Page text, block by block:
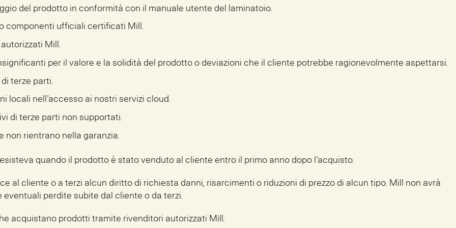
del prodotto in conformità con il manuale utente del laminatoio.
componenti ufficiali certificati Mill.
Mill.
per il valore e la solidità del prodotto o deviazioni che il cliente potrebbe ragionevolmente aspettarsi.
terze parti.
locali nell’accesso ai nostri servizi cloud.
di terze parti non supportati.
non rientrano nella garanzia.
quando il prodotto è stato venduto al cliente entro il primo anno dopo l’acquisto.
al cliente o a terzi alcun diritto di richiesta danni, risarcimenti o riduzioni di prezzo di alcun tipo. Mill non avrà
perdite subite dal cliente o da terzi.
acquistano prodotti tramite rivenditori autorizzati Mill.